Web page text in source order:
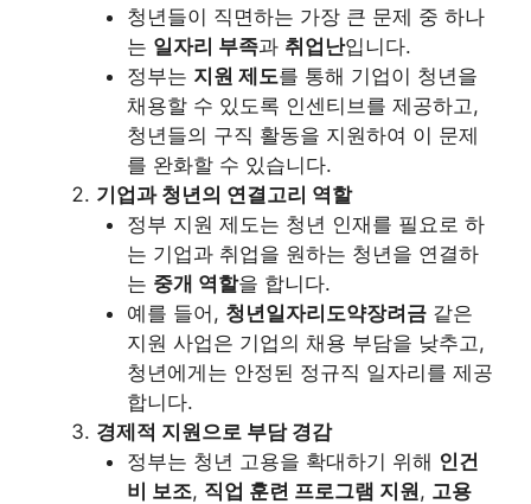
청년들이 직면하는 가장 큰 문제 중 하나
는 일자리 부족과 취업난입니다.
정부는 지원 제도를 통해 기업이 청년을
채용할 수 있도록 인센티브를 제공하고,
청년들의 구직 활동을 지원하여 이 문제
를 완화할 수 있습니다.
기업과 청년의 연결고리 역할
정부 지원 제도는 청년 인재를 필요로 하
는 기업과 취업을 원하는 청년을 연결하
는 중개 역할을 합니다.
예를 들어, 청년일자리도약장려금같은
지원 사업은 기업의 채용 부담을 낮추고,
청년에게는 안정된 정규직 일자리를 제공
합니다.
경제적 지원으로 부담 경감
정부는 청년 고용을 확대하기 위해 인건
비 보조, 직업 훈련 프로그램 지원, 고용